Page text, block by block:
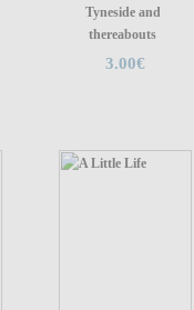
Tyneside and
thereabouts
3.00€